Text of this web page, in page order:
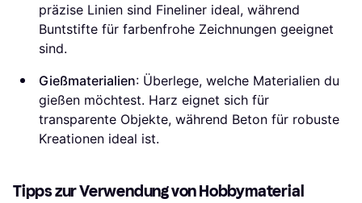
präzise Linien sind Fineliner ideal, während
Buntstifte für farbenfrohe Zeichnungen geeignet
sind.
Gießmaterialien: Überlege, welche Materialien du
gießen möchtest. Harz eignet sich für
transparente Objekte, während Beton für robuste
Kreationen ideal ist.
Tipps zur Verwendung von Hobbymaterial